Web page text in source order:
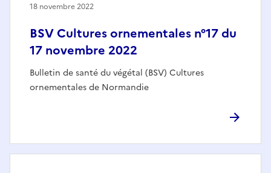
BSV Cultures ornementales n°17 du
17 novembre 2022
Bulletin de santé du végétal (BSV) Cultures
ornementales de Normandie
18 novembre 2022